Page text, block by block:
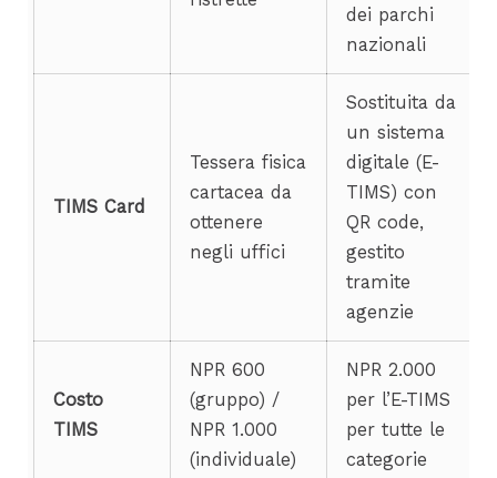
dei parchi
nazionali
TIMS Card
Tessera fisica
cartacea da
ottenere
negli uffici
Sostituita da
un sistema
digitale (E-
TIMS) con
QR code,
gestito
tramite
agenzie
Costo
TIMS
NPR 600
(gruppo) /
NPR 1.000
(individuale)
NPR 2.000
per l’E-TIMS
per tutte le
categorie